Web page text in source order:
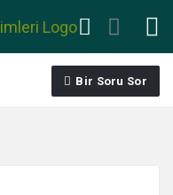
Bir Soru Sor